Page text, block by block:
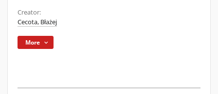
Creator:
Cecota, Błażej
More